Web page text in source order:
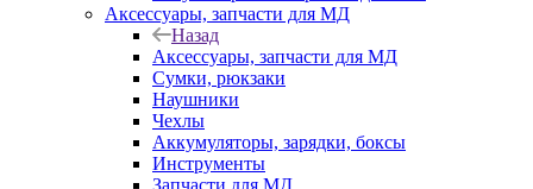
Аксессуары, запчасти для МД
Назад
Аксессуары, запчасти для МД
Сумки, рюкзаки
Наушники
Чехлы
Аккумуляторы, зарядки, боксы
Инструменты
Запчасти для МД